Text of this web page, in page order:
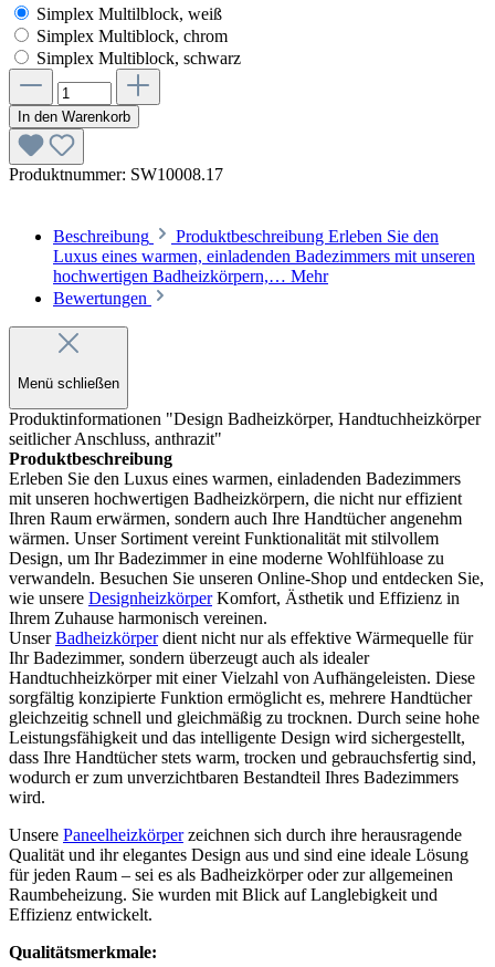
Simplex Multilblock, weiß
Simplex Multiblock, chrom
Simplex Multiblock, schwarz
In den Warenkorb
Produktnummer: SW10008.17
Beschreibung
Produktbeschreibung Erleben Sie den
Luxus eines warmen, einladenden Badezimmers mit unseren
hochwertigen Badheizkörpern,… Mehr
Bewertungen
Menü schließen
Produktinformationen "Design Badheizkörper, Handtuchheizkörper
seitlicher Anschluss, anthrazit"
Produktbeschreibung
Erleben Sie den Luxus eines warmen, einladenden Badezimmers
mit unseren hochwertigen Badheizkörpern, die nicht nur effizient
Ihren Raum erwärmen, sondern auch Ihre Handtücher angenehm
wärmen. Unser Sortiment vereint Funktionalität mit stilvollem
Design, um Ihr Badezimmer in eine moderne Wohlfühloase zu
verwandeln. Besuchen Sie unseren Online-Shop und entdecken Sie,
wie unsere DesignheizkörperKomfort, Ästhetik und Effizienz in
Ihrem Zuhause harmonisch vereinen.
UnserBadheizkörperdient nicht nur als effektive Wärmequelle für
Ihr Badezimmer, sondern überzeugt auch als idealer
Handtuchheizkörper mit einer Vielzahl von Aufhängeleisten. Diese
sorgfältig konzipierte Funktion ermöglicht es, mehrere Handtücher
gleichzeitig schnell und gleichmäßig zu trocknen. Durch seine hohe
Leistungsfähigkeit und das intelligente Design wird sichergestellt,
dass Ihre Handtücher stets warm, trocken und gebrauchsfertig sind,
wodurch er zum unverzichtbaren Bestandteil Ihres Badezimmers
wird.
Unsere Paneelheizkörperzeichnen sich durch ihre herausragende
Qualität und ihr elegantes Design aus und sind eine ideale Lösung
für jeden Raum – sei es als Badheizkörper oder zur allgemeinen
Raumbeheizung. Sie wurden mit Blick auf Langlebigkeit und
Effizienz entwickelt.
Qualitätsmerkmale: